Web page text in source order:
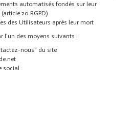
automatisés fondés sur leur
20 RGPD)
des Utilisateurs après leur mort
l'un des moyens suivants :
nous" du site
social :